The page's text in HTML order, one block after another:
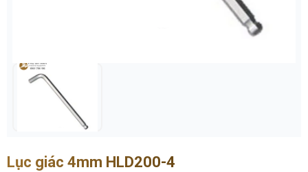
Lục giác 4mm HLD200-4